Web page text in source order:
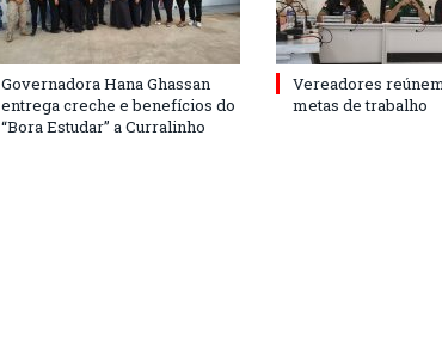
Governadora Hana Ghassan
entrega creche e benefícios do
“Bora Estudar” a Curralinho
Vereadores
metas de trabalho